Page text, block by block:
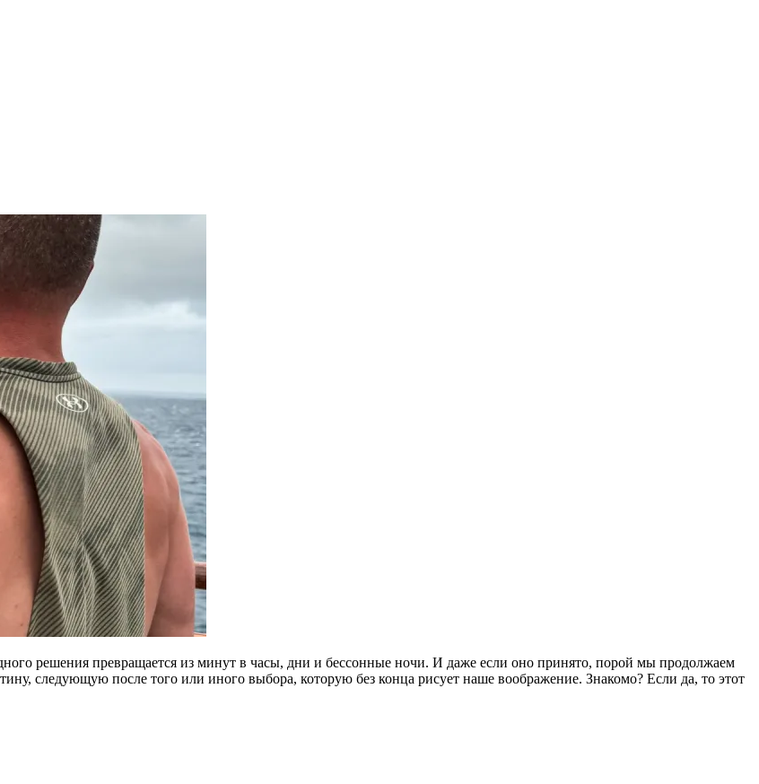
решения превращается из минут в часы, дни и бессонные ночи. И даже если оно принято, порой мы продолжаем
следующую после того или иного выбора, которую без конца рисует наше воображение. Знакомо? Если да, то этот